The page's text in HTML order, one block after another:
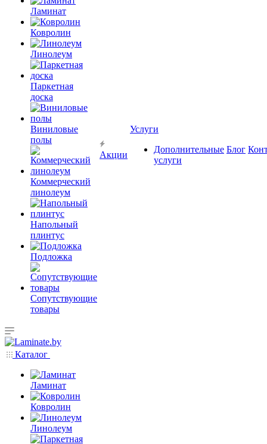
Ламинат
Ковролин
Линолеум
Паркетная
доска
Виниловые
полы
Коммерческий
линолеум
Напольный
плинтус
Подложка
Сопутствующие
товары
Акции
Услуги
Дополнительные
услуги
Блог
Каталог
Ламинат
Ковролин
Линолеум